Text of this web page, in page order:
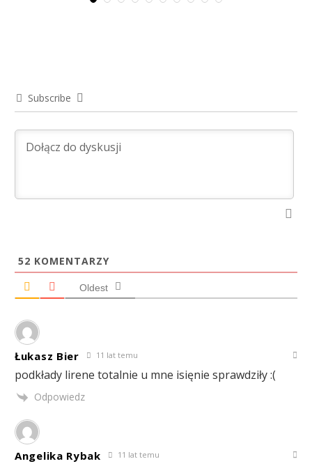
Subscribe
52 KOMENTARZY
Oldest
Łukasz Bier 11 lat temu
podkłady lirene totalnie u mne isięnie sprawdziły :(
Odpowiedz
Angelika Rybak 11 lat temu